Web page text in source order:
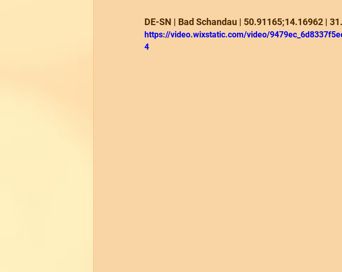
DE-SN | Bad Schandau | 50.91165;14.16962 |
https://video.wixstatic.com/video/
4